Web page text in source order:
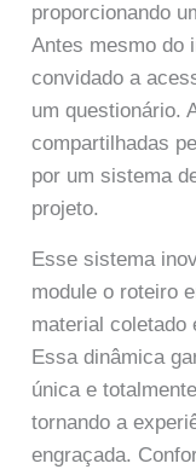
proporcionando
Antes mesmo do
convidado a
um questionário.
compartilhadas
por um sistema
projeto.
Esse sistema
module o roteiro
material coletado
Essa dinâmica
única e
tornando a
engraçada.